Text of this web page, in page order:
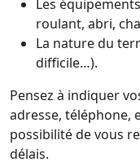
Les
roulant, abri,
La nature du
difficile…).
Pensez à indiquer
adresse, téléphone,
possibilité de vous
délais.